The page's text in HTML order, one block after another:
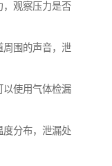
，观察压力是否
周围的声音，泄
以使用气体检漏
度分布，泄漏处